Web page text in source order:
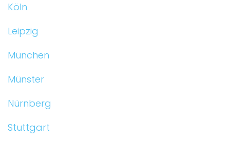
Köln
Leipzig
München
Münster
Nürnberg
Stuttgart